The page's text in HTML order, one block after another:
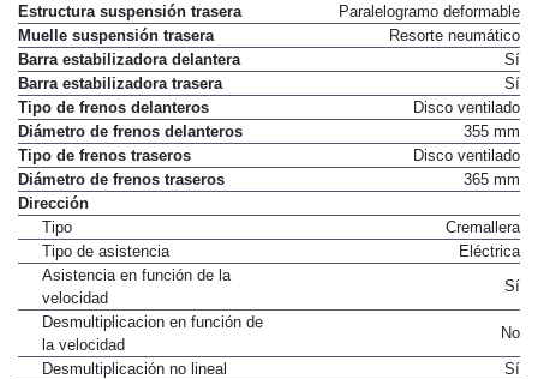
Estructura suspensión trasera
Paralelogramo deformable
Muelle suspensión trasera
Resorte neumático
Barra estabilizadora delantera
Sí
Barra estabilizadora trasera
Sí
Tipo de frenos delanteros
Disco ventilado
Diámetro de frenos delanteros
355 mm
Tipo de frenos traseros
Disco ventilado
Diámetro de frenos traseros
365 mm
Dirección
Tipo
Cremallera
Tipo de asistencia
Eléctrica
Asistencia en función de la
velocidad
Sí
Desmultiplicacion en función de
la velocidad
No
Desmultiplicación no lineal
Sí